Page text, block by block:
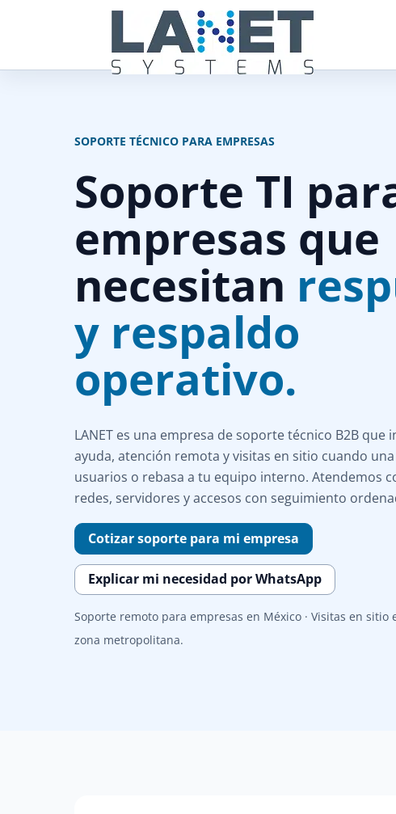
SOPORTE TÉCNICO PARA EMPRESAS
Soporte TI
empresas que
necesitan
y respaldo
operativo.
LANET es una empresa de soporte técnico B2B que
ayuda, atención remota y visitas en sitio cuando
usuarios o rebasa a tu equipo interno. Atendemos
redes, servidores y accesos con seguimiento
Cotizar soporte para mi empresa
Explicar mi necesidad por WhatsApp
Soporte remoto para empresas en México · Visitas en sitio
zona metropolitana.